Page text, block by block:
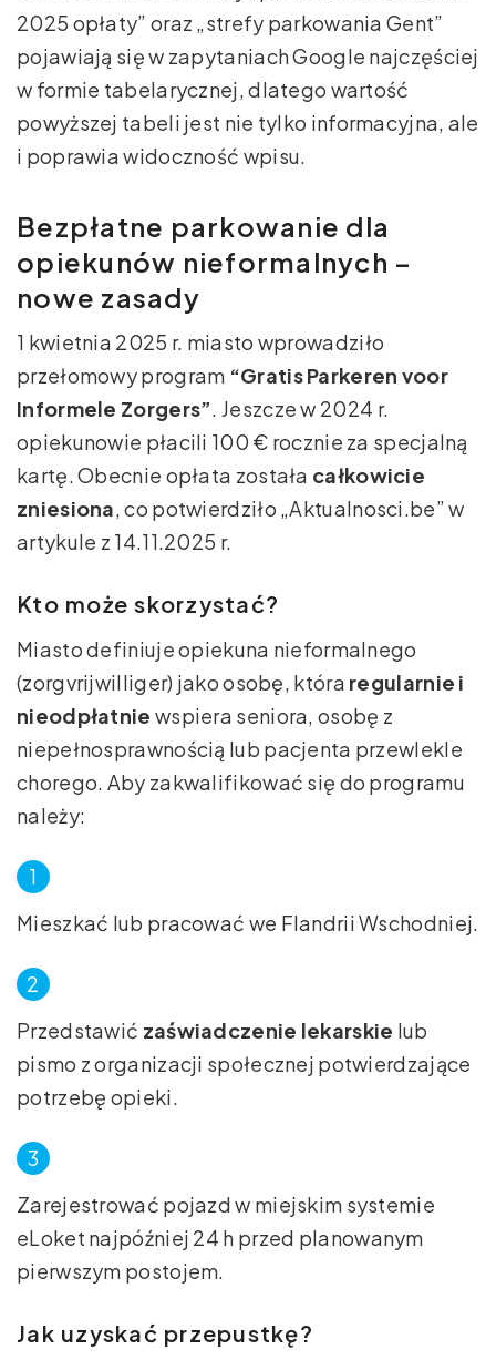
2025 opłaty” oraz „strefy parkowania Gent”
pojawiają się w zapytaniach Google najczęściej
w formie tabelarycznej, dlatego wartość
powyższej tabeli jest nie tylko informacyjna, ale
i poprawia widoczność wpisu.
Bezpłatne parkowanie dla
opiekunów nieformalnych –
nowe zasady
1 kwietnia 2025 r. miasto wprowadziło
przełomowy program “Gratis Parkeren voor
Informele Zorgers”. Jeszcze w 2024 r.
opiekunowie płacili 100 € rocznie za specjalną
kartę. Obecnie opłata została całkowicie
zniesiona, co potwierdziło „Aktualnosci.be” w
artykule z 14.11.2025 r.
Kto może skorzystać?
Miasto definiuje opiekuna nieformalnego
(zorgvrijwilliger) jako osobę, która regularnie i
nieodpłatnie wspiera seniora, osobę z
niepełnosprawnością lub pacjenta przewlekle
chorego. Aby zakwalifikować się do programu
należy:
Mieszkać lub pracować we Flandrii Wschodniej.
Przedstawić zaświadczenie lekarskie lub
pismo z organizacji społecznej potwierdzające
potrzebę opieki.
Zarejestrować pojazd w miejskim systemie
eLoket najpóźniej 24 h przed planowanym
pierwszym postojem.
Jak uzyskać przepustkę?